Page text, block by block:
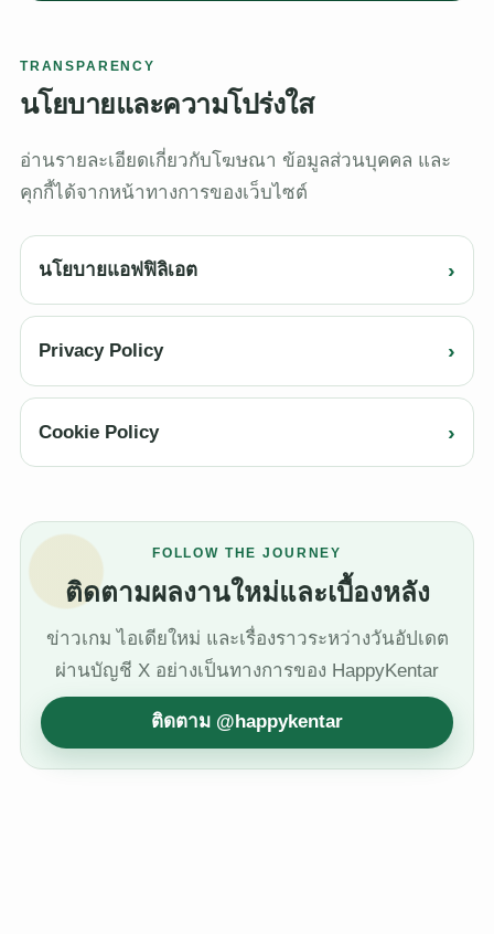
TRANSPARENCY
นโยบายและความโปร่งใส
อ่านรายละเอียดเกี่ยวกับโฆษณา ข้อมูลส่วนบุคคล และ
คุกกี้ได้จากหน้าทางการของเว็บไซต์
นโยบายแอฟฟิลิเอต ›
Privacy Policy ›
Cookie Policy ›
FOLLOW THE JOURNEY
ติดตามผลงานใหม่และเบื้องหลัง
ข่าวเกม ไอเดียใหม่ และเรื่องราวระหว่างวันอัปเดต
ผ่านบัญชี X อย่างเป็นทางการของ HappyKentar
ติดตาม @happykentar